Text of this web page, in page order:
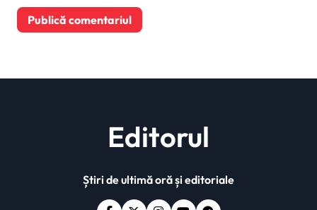
Editorul
Știri de ultimă oră și editoriale